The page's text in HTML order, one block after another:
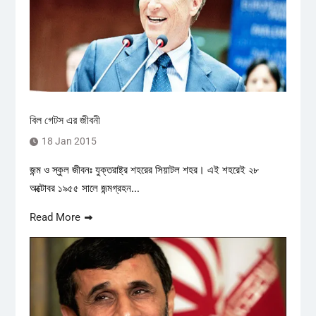
বিল গেটস এর জীবনী
18 Jan 2015
জন্ম ও স্কুল জীবনঃ যুক্তরাষ্ট্র শহরের সিয়াটল শহর। এই শহরেই ২৮
অক্টোবর ১৯৫৫ সালে জন্মগ্রহন...
Read More